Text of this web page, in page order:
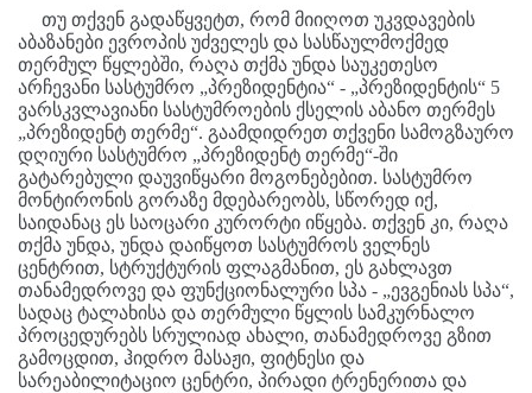
თუ თქვენ გადაწყვეტთ, რომ მიიღოთ უკვდავების
აბაზანები ევროპის უძველეს და სასწაულმოქმედ
თერმულ წყლებში, რაღა თქმა უნდა საუკეთესო
არჩევანი სასტუმრო „პრეზიდენტია“ - „პრეზიდენტის“ 5
ვარსკვლავიანი სასტუმროების ქსელის აბანო თერმეს
„პრეზიდენტ თერმე“. გაამდიდრეთ თქვენი სამოგზაურო
დღიური სასტუმრო „პრეზიდენტ თერმე“-ში
გატარებული დაუვიწყარი მოგონებებით. სასტუმრო
მონტირონის გორაზე მდებარეობს, სწორედ იქ,
საიდანაც ეს საოცარი კურორტი იწყება. თქვენ კი, რაღა
თქმა უნდა, უნდა დაიწყოთ სასტუმროს ველნეს
ცენტრით, სტრუქტურის ფლაგმანით, ეს გახლავთ
თანამედროვე და ფუნქციონალური სპა - „ევგენიას სპა“,
სადაც ტალახისა და თერმული წყლის სამკურნალო
პროცედურებს სრულიად ახალი, თანამედროვე გზით
გამოცდით, ჰიდრო მასაჟი, ფიტნესი და
სარეაბილიტაციო ცენტრი, პირადი ტრენერითა და